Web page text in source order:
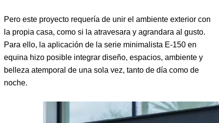
Pero este proyecto requería de unir el ambiente exterior con
la propia casa, como si la atravesara y agrandara al gusto.
Para ello, la aplicación de la serie minimalista E-150 en
equina hizo posible integrar diseño, espacios, ambiente y
belleza atemporal de una sola vez, tanto de día como de
noche.